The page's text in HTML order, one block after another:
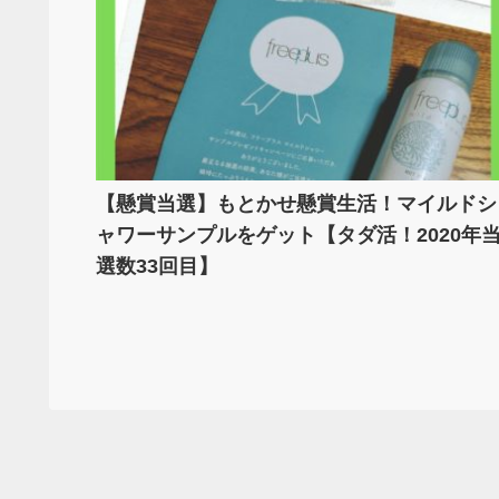
【懸賞当選】もとかせ懸賞生活！マイルドシ
ャワーサンプルをゲット【タダ活！2020年
選数33回目】